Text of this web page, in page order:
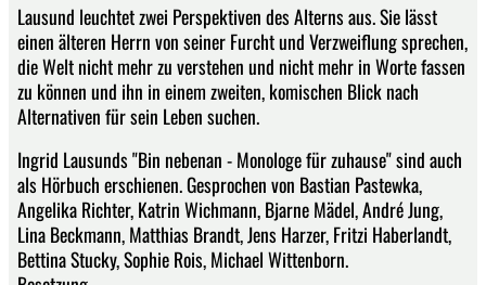
Lausund leuchtet zwei Perspektiven des Alterns aus. Sie lässt
einen älteren Herrn von seiner Furcht und Verzweiflung sprechen,
die Welt nicht mehr zu verstehen und nicht mehr in Worte fassen
zu können und ihn in einem zweiten, komischen Blick nach
Alternativen für sein Leben suchen.
Ingrid Lausunds "Bin nebenan - Monologe für zuhause" sind auch
als Hörbuch erschienen. Gesprochen von Bastian Pastewka,
Angelika Richter, Katrin Wichmann, Bjarne Mädel, André Jung,
Lina Beckmann, Matthias Brandt, Jens Harzer, Fritzi Haberlandt,
Bettina Stucky, Sophie Rois, Michael Wittenborn.